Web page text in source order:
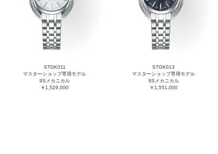
STGK011
マスターショップ専用モデル
9Sメカニカル
￥1,529,000
STGK013
マスターショップ専用モデル
9Sメカニカル
￥1,551,000